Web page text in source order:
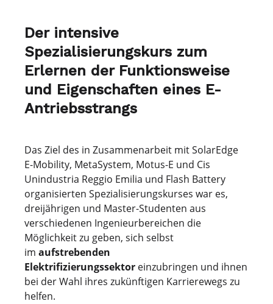
Der intensive
Spezialisierungskurs zum
Erlernen der Funktionsweise
und Eigenschaften eines E-
Antriebsstrangs
Das Ziel des in Zusammenarbeit mit SolarEdge
E-Mobility, MetaSystem, Motus-E und Cis
Unindustria Reggio Emilia und Flash Battery
organisierten Spezialisierungskurses war es,
dreijährigen und Master-Studenten aus
verschiedenen Ingenieurbereichen die
Möglichkeit zu geben, sich selbst
im aufstrebenden
Elektrifizierungssektor einzubringen und ihnen
bei der Wahl ihres zukünftigen Karrierewegs zu
helfen.